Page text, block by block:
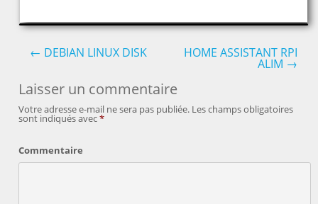
Post navigation
← DEBIAN LINUX DISK HOME ASSISTANT RPI
ALIM →
Laisser un commentaire
Votre adresse e-mail ne sera pas publiée. Les champs obligatoires
sont indiqués avec*
Commentaire